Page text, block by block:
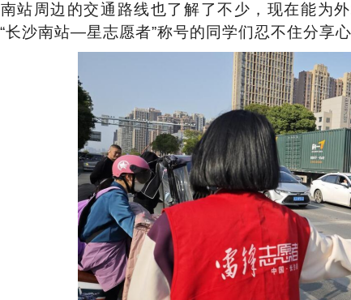
站周边的交通路线也了解了不少，现在能为
长沙南站—星志愿者”称号的同学们忍不住分享心